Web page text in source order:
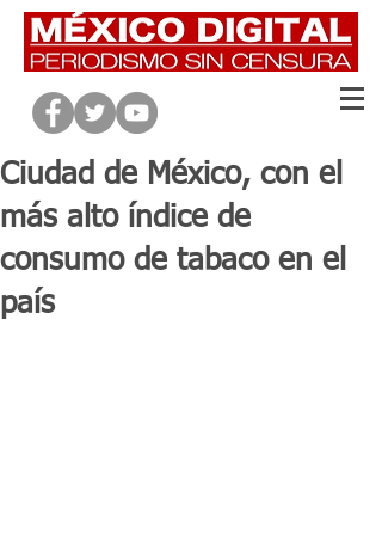
Ciudad de México, con el
más alto índice de
consumo de tabaco en el
país